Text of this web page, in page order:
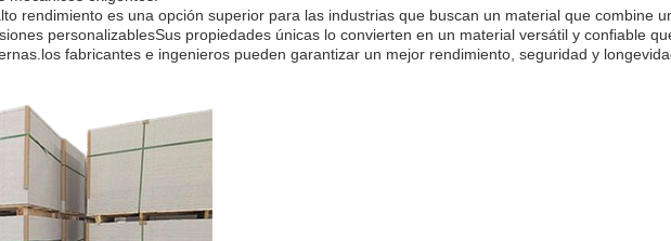
rendimiento es una opción superior para las industrias que buscan un material que combine
personalizablesSus propiedades únicas lo convierten en un material versátil y confiable
fabricantes e ingenieros pueden garantizar un mejor rendimiento, seguridad y